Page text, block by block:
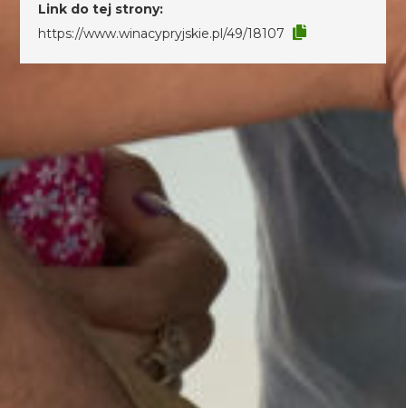
Link do tej strony:
https://www.winacypryjskie.pl/49/18107